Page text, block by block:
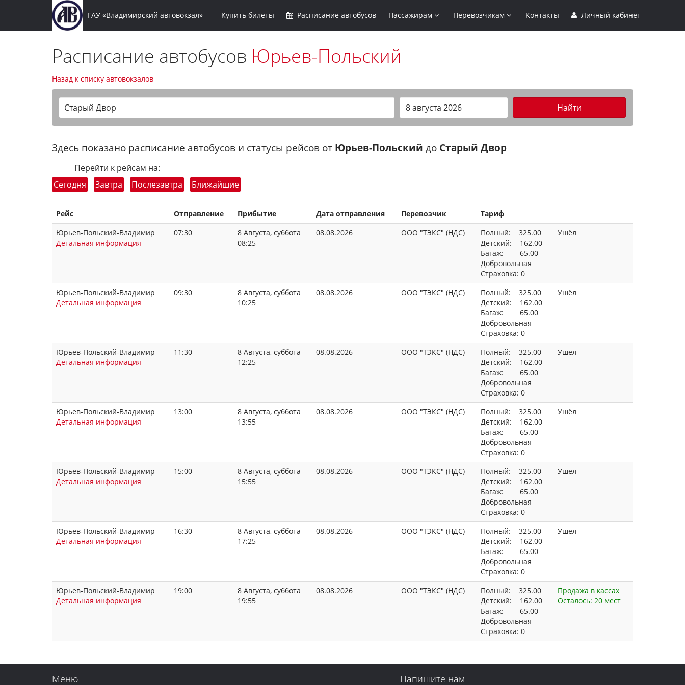
ГАУ «Владимирский автовокзал» Купить билеты Расписание автобусов Пассажирам Перевозчикам Контакты Личный кабинет
Расписание автобусов Юрьев-Польский
Назад к списку автовокзалов
Старый Двор Найти
Здесь показано расписание автобусов и статусы рейсов от Юрьев-Польский до Старый Двор
Перейти к рейсам на:
Сегодня
Завтра Послезавтра Ближайшие
Рейс Отправление Прибытие Дата отправления Перевозчик
Тариф
Юрьев-Польский-Владимир
Детальная информация
07:30
8 Августа, суббота
08:25
08.08.2026 ООО "ТЭКС" (НДС)
Полный: 325.00
Детский: 162.00
Багаж: 65.00
Добровольная
Страховка: 0
Ушёл
Юрьев-Польский-Владимир
Детальная информация
09:30
8 Августа, суббота
10:25
08.08.2026 ООО "ТЭКС" (НДС)
Полный: 325.00
Детский: 162.00
Багаж: 65.00
Добровольная
Страховка: 0
Ушёл
Юрьев-Польский-Владимир
Детальная информация
11:30
8 Августа, суббота
12:25
08.08.2026 ООО "ТЭКС" (НДС)
Полный: 325.00
Детский: 162.00
Багаж: 65.00
Добровольная
Страховка: 0
Ушёл
Юрьев-Польский-Владимир
Детальная информация
13:00
8 Августа, суббота
13:55
08.08.2026 ООО "ТЭКС" (НДС)
Полный: 325.00
Детский: 162.00
Багаж: 65.00
Добровольная
Страховка: 0
Ушёл
Юрьев-Польский-Владимир
Детальная информация
15:00
8 Августа, суббота
15:55
08.08.2026 ООО "ТЭКС" (НДС)
Полный: 325.00
Детский: 162.00
Багаж: 65.00
Добровольная
Страховка: 0
Ушёл
Юрьев-Польский-Владимир
Детальная информация
16:30
8 Августа, суббота
17:25
08.08.2026 ООО "ТЭКС" (НДС)
Полный: 325.00
Детский: 162.00
Багаж: 65.00
Добровольная
Страховка: 0
Ушёл
Юрьев-Польский-Владимир
Детальная информация
19:00
8 Августа, суббота
19:55
08.08.2026 ООО "ТЭКС" (НДС)
Полный: 325.00
Детский: 162.00
Багаж: 65.00
Добровольная
Страховка: 0
Продажа в кассах
Осталось: 20 мест
Меню Напишите нам